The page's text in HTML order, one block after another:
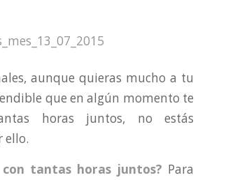
aunque quieras mucho a tu
que en algún momento te
horas juntos, no estás
ello.
con tantas horas juntos? Para